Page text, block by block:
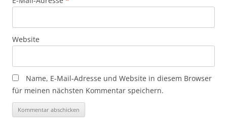
Website
Name, E-Mail-Adresse und Website in diesem Browser
für meinen nächsten Kommentar speichern.